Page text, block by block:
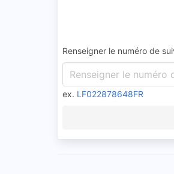
Renseigner le numéro de
ex. LF022878648FR